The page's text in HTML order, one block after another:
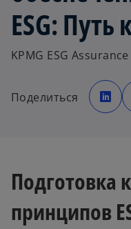
ESG: Путь
KPMG ESG
Поделиться
o
p
e
n
a
b
Подготовка
принципов